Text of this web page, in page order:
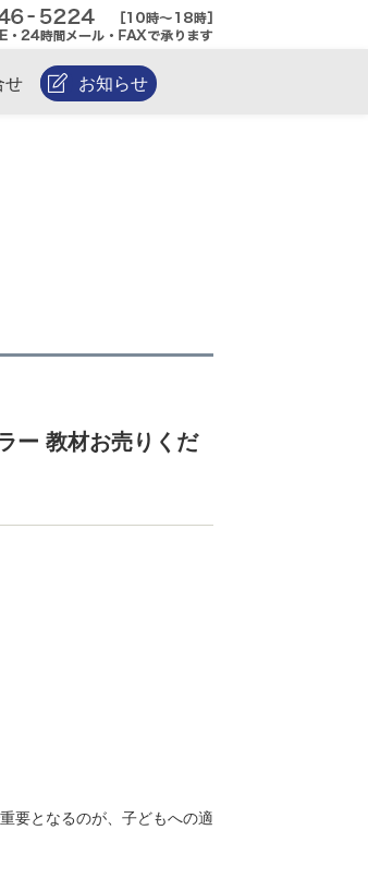
せ お知らせ
ー 教材お売りくだ
要となるのが、子どもへの適